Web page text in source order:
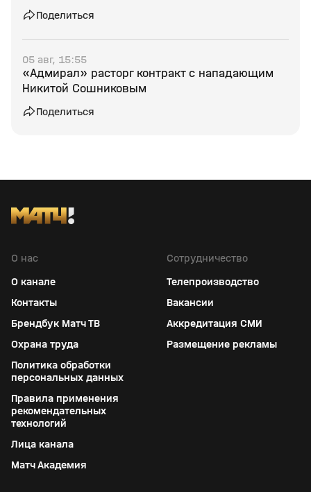
Поделиться
05 авг, 15:55
«Адмирал» расторг контракт с нападающим
Никитой Сошниковым
Поделиться
О нас
О канале
Контакты
Брендбук Матч ТВ
Охрана труда
Политика обработки
персональных данных
Правила применения
рекомендательных
технологий
Лица канала
Матч Академия
Сотрудничество
Телепроизводство
Вакансии
Аккредитация СМИ
Размещение рекламы